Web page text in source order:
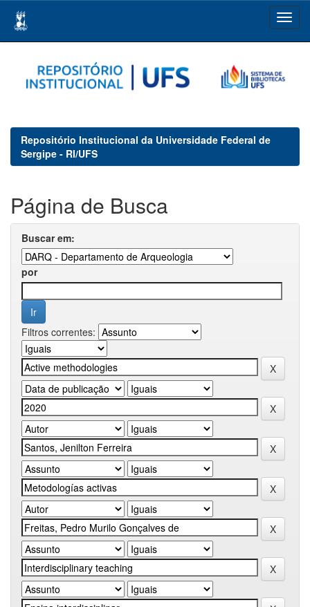
navigation
Repositório Institucional da Universidade Federal de
Sergipe - RI/UFS
Página de Busca
Buscar em:
por
Filtros correntes: